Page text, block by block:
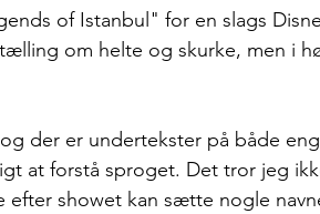
of Istanbul" for en slags
om helte og skurke, men i
der er undertekster på både
at forstå sproget. Det tror jeg
showet kan sætte nogle